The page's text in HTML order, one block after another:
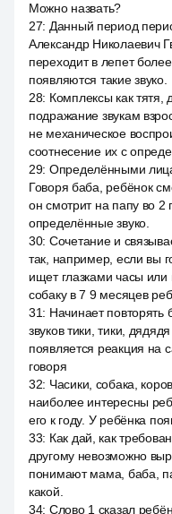
Можно назвать?
27: Данный период
Александр Николаевич
переходит в лепет
появляются такие звуко.
28: Комплексы как
подражание звукам
не механическое
соотнесение их с
29: Определёнными
Говоря баба, ребёнок
он смотрит на папу во 2
определённые звуко.
30: Сочетание и
так, например, если вы
ищет глазками часы
собаку в 7 9 месяцев
31: Начинает повторять
звуков тики, тики,
появляется реакция на
говоря
32: Часики, собака,
наиболее интересны
его к году. У ребёнка
33: Как дай, как
другому невозможно
понимают мама, баба,
какой.
34: Слово 1 сказал